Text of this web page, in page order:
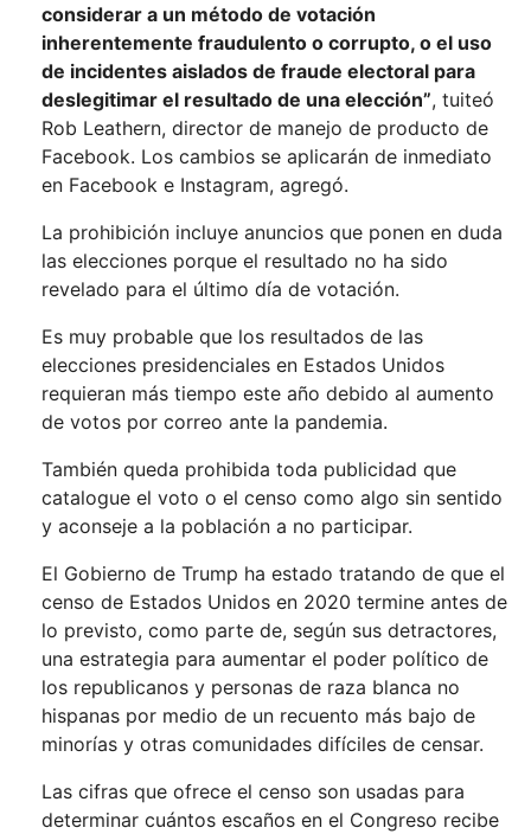
considerar a un método de votación
inherentemente fraudulento o corrupto, o el uso
de incidentes aislados de fraude electoral para
deslegitimar el resultado de una elección”, tuiteó
Rob Leathern, director de manejo de producto de
Facebook. Los cambios se aplicarán de inmediato
en Facebook e Instagram, agregó.
La prohibición incluye anuncios que ponen en duda
las elecciones porque el resultado no ha sido
revelado para el último día de votación.
Es muy probable que los resultados de las
elecciones presidenciales en Estados Unidos
requieran más tiempo este año debido al aumento
de votos por correo ante la pandemia.
También queda prohibida toda publicidad que
catalogue el voto o el censo como algo sin sentido
y aconseje a la población a no participar.
El Gobierno de Trump ha estado tratando de que el
censo de Estados Unidos en 2020 termine antes de
lo previsto, como parte de, según sus detractores,
una estrategia para aumentar el poder político de
los republicanos y personas de raza blanca no
hispanas por medio de un recuento más bajo de
minorías y otras comunidades difíciles de censar.
Las cifras que ofrece el censo son usadas para
determinar cuántos escaños en el Congreso recibe